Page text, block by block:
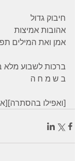
חיבוק גדול
אהובות אמיצות
אמן ואת המילים
ברכות לשבוע מלא
ב ש מ ח ה
[ואפילו